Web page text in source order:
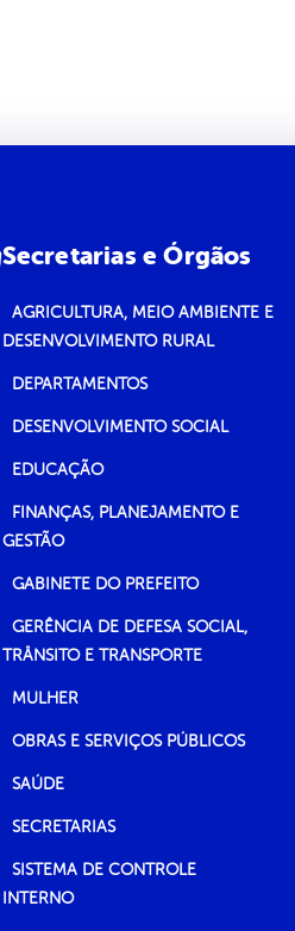
Secretarias e Órgãos
AGRICULTURA, MEIO AMBIENTE E
DESENVOLVIMENTO RURAL
DEPARTAMENTOS
DESENVOLVIMENTO SOCIAL
EDUCAÇÃO
FINANÇAS, PLANEJAMENTO E
GESTÃO
GABINETE DO PREFEITO
GERÊNCIA DE DEFESA SOCIAL,
TRÂNSITO E TRANSPORTE
MULHER
OBRAS E SERVIÇOS PÚBLICOS
SAÚDE
SECRETARIAS
SISTEMA DE CONTROLE
INTERNO